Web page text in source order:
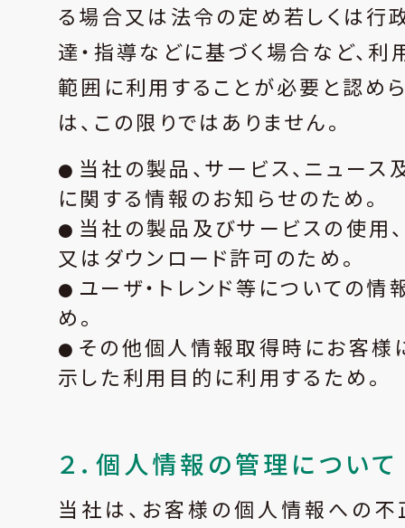
る場合又は法令の定め若しくは行
達・指導などに基づく場合など、
範囲に利用することが必要と認め
は、この限りではありません。
当社の製品、サービス、ニュース
に関する情報のお知らせのため。
当社の製品及びサービスの使用
又はダウンロード許可のため。
ユーザ・トレンド等についての情
め。
その他個人情報取得時にお客様
示した利用目的に利用するため。
２．個人情報の管理について
当社は、お客様の個人情報への不